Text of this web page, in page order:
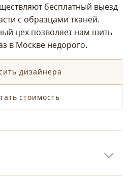
бесплатный выезд
с образцами тканей.
цех позволяет нам шить
в Москве недорого.
дизайнера
стоимость